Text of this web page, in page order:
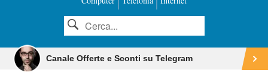
Canale Offerte e Sconti su Telegram